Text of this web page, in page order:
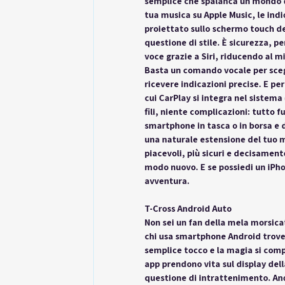
tua musica su Apple Music, le
proiettato sullo schermo touch
questione di stile. È sicurezza,
voce grazie a Siri, riducendo al
Basta un comando vocale per
ricevere indicazioni precise. E
cui CarPlay si integra nel
fili, niente complicazioni: tutto
smartphone in tasca o in borsa e
una naturale estensione del tuo
piacevoli, più sicuri e
modo nuovo. E se possiedi un
avventura.
T-Cross Android Auto
Non sei un fan della mela
chi usa smartphone Android
semplice tocco e la magia si
app prendono vita sul display
questione di intrattenimento.